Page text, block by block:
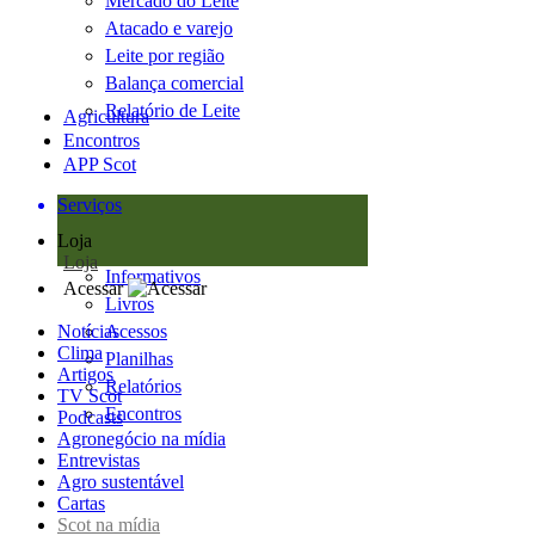
Atacado e varejo
Leite por região
Balança comercial
Relatório de Leite
Agricultura
Encontros
APP Scot
Serviços
Loja
Loja
Informativos
Livros
Acessos
Planilhas
Relatórios
Encontros
Acessar
Notícias
Clima
Artigos
TV Scot
Podcasts
Agronegócio na mídia
Entrevistas
Agro sustentável
Cartas
Scot na mídia